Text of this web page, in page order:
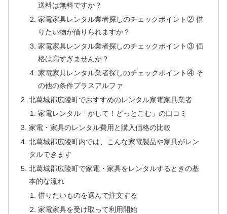
送料は無料ですか？
家電家具レンタル業者探しのチェックポイント② 借
りたい物が借りられますか？
家電家具レンタル業者探しのチェックポイント③ 価
格は高すぎませんか？
家電家具レンタル業者探しのチェックポイント④ そ
の他の条件プラスアルファ
北葛城郡広陵町でおすすめのレンタル家電家具業者
家電レンタル「かして！どっとこむ」の口コミ
家電・家具のレンタル費用と購入価格の比較
北葛城郡広陵町内では、こんな家電製品や家具がレン
タルできます
北葛城郡広陵町で家電・家具をレンタルするときの基
本的な流れ
借りたいものを選んで注文する
家電家具を受け取って利用開始